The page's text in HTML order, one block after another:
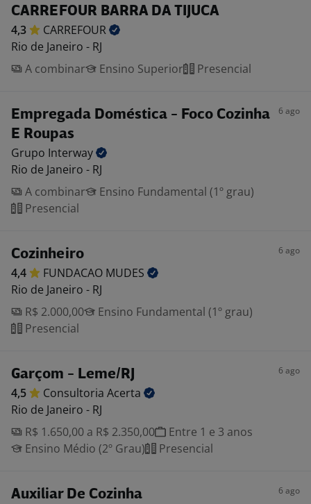
CARREFOUR BARRA DA TIJUCA
4,3
CARREFOUR
Rio de Janeiro - RJ
A combinar
Ensino Superior Presencial
Empregada Doméstica - Foco Cozinha
E Roupas
6 ago
Grupo Interway
Rio de Janeiro - RJ
A combinar
Ensino Fundamental (1º grau)
Presencial
Cozinheiro 6 ago
4,4 FUNDACAO MUDES
Rio de Janeiro - RJ
R$ 2.000,00
Ensino Fundamental (1º grau)
Presencial
Garçom - Leme/RJ 6 ago
4,5 Consultoria Acerta
Rio de Janeiro - RJ
R$ 1.650,00 a R$ 2.350,00
Entre 1 e 3 anos
Ensino Médio (2º Grau)
Presencial
Auxiliar De Cozinha 6 ago